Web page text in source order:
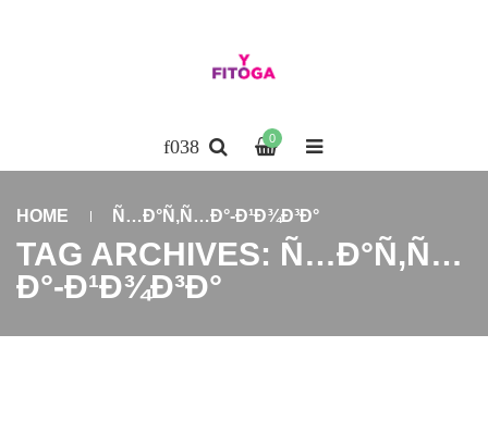
0
HOME Ñ…Ð°Ñ‚Ñ…Ð°-Ð¹Ð¾Ð³Ð°
TAG ARCHIVES: Ñ…Ð°Ñ‚Ñ…
Ð°-Ð¹Ð¾Ð³Ð°